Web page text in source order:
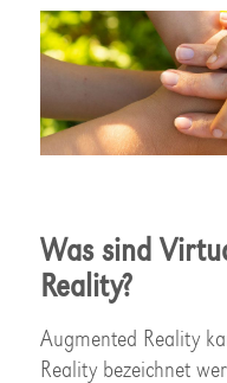
Was sind
Reality?
Augmented Reality
Reality bezeichnet